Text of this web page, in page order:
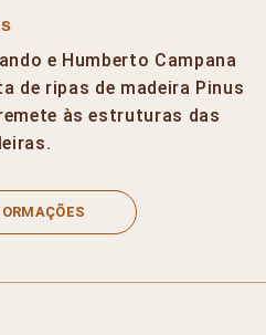
e Humberto Campana
de ripas de madeira Pinus
às estruturas das